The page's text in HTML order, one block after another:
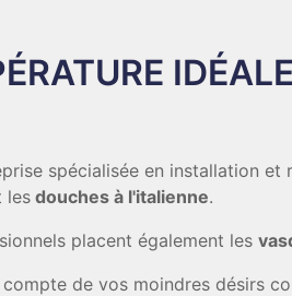
spécialisée en installation
les douches à l'italienne.
placent également les
de vos moindres désirs